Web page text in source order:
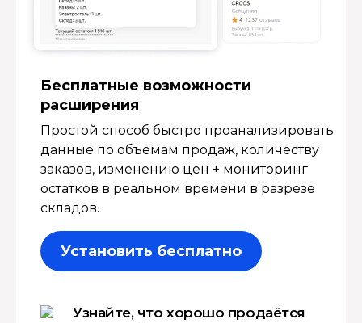
Бесплатные возмож­ности
расширения
Простой способ быстро проанализировать
данные по объемам продаж, количеству
заказов, изменению цен + мониторинг
остатков в реальном времени в разрезе
складов.
Установить бесплатно
Узнайте, что хорошо продаётся